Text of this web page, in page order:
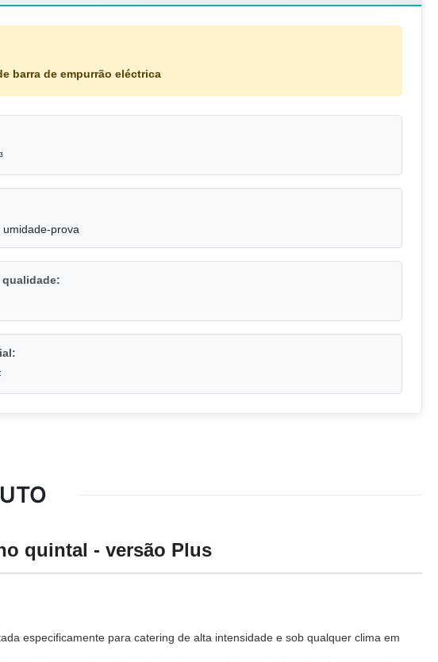
barra de empurrão eléctrica
prova
qualidade:
quintal - versão Plus
especificamente para catering de alta intensidade e sob qualquer clima em